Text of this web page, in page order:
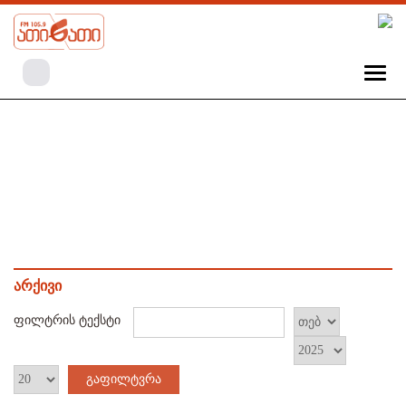
არქივი
ფილტრის ტექსტი
გაფილტვრა